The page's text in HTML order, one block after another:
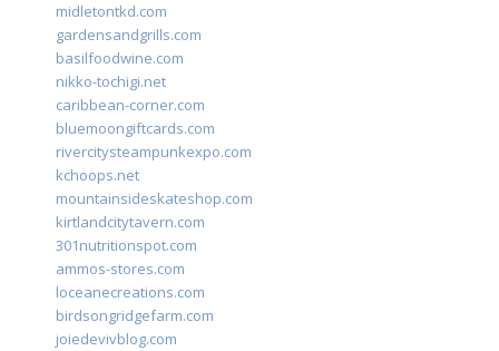
midletontkd.com
gardensandgrills.com
basilfoodwine.com
nikko-tochigi.net
caribbean-corner.com
bluemoongiftcards.com
rivercitysteampunkexpo.com
kchoops.net
mountainsideskateshop.com
kirtlandcitytavern.com
301nutritionspot.com
ammos-stores.com
loceanecreations.com
birdsongridgefarm.com
joiedevivblog.com